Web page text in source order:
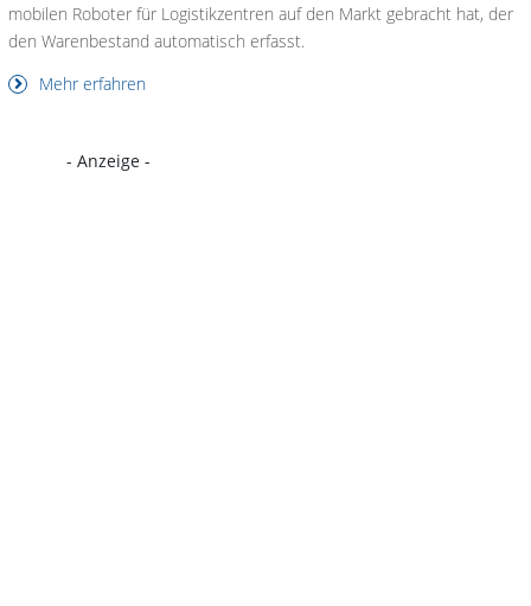
mobilen Roboter für Logistikzentren auf den Markt gebracht hat, der
den Warenbestand automatisch erfasst.
Mehr erfahren
- Anzeige -